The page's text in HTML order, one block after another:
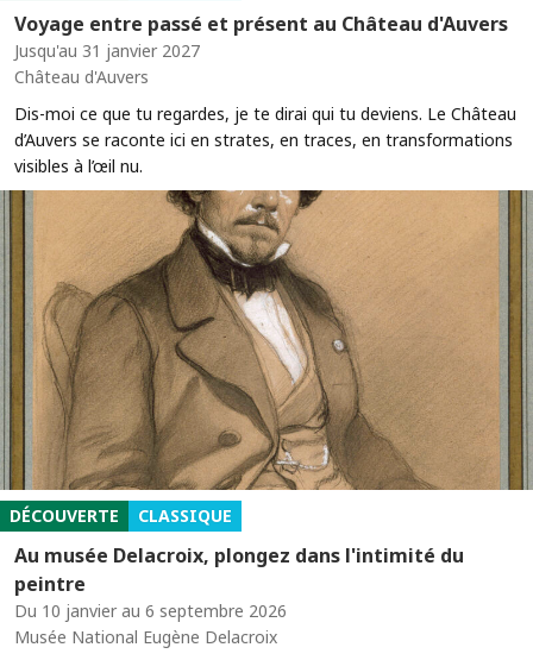
Voyage entre passé et présent au Château d'Auvers
Jusqu'au 31 janvier 2027
Château d'Auvers
Dis-moi ce que tu regardes, je te dirai qui tu deviens. Le Château
d’Auvers se raconte ici en strates, en traces, en transformations
visibles à l’œil nu.
DÉCOUVERTE CLASSIQUE
Au musée Delacroix, plongez dans l'intimité du
peintre
Du 10 janvier au 6 septembre 2026
Musée National Eugène Delacroix